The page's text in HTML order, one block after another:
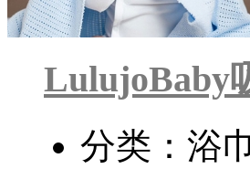
LulujoBaby
分类：浴巾